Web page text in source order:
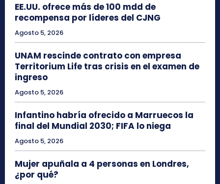
EE.UU. ofrece más de 100 mdd de
recompensa por líderes del CJNG
Agosto 5, 2026
UNAM rescinde contrato con empresa
Territorium Life tras crisis en el examen de
ingreso
Agosto 5, 2026
Infantino habría ofrecido a Marruecos la
final del Mundial 2030; FIFA lo niega
Agosto 5, 2026
Mujer apuñala a 4 personas en Londres,
¿por qué?